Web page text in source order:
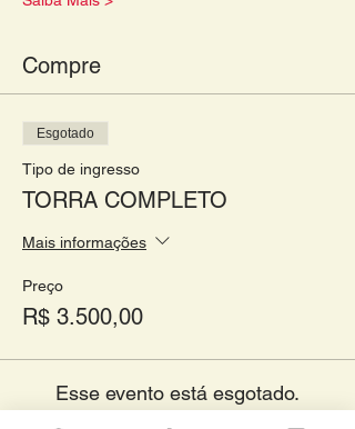
Compre
Esgotado
Tipo de ingresso
TORRA COMPLETO
Mais informações
Preço
R$ 3.500,00
Esse evento está esgotado.